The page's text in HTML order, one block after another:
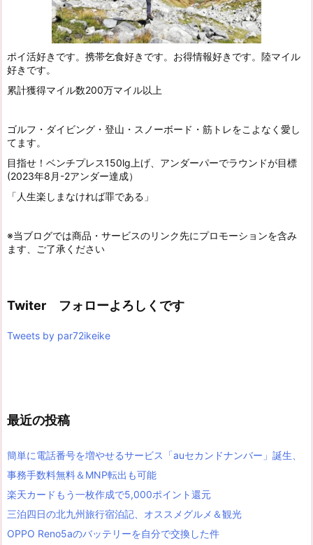
ポイ活好きです。携帯乞食好きです。お得情報好きです。陸マイル
好きです。
累計獲得マイル数200万マイル以上
ゴルフ・ダイビング・登山・スノーボード・筋トレをこよなく愛し
てます。
目指せ！ベンチプレス150lg上げ、アンダーパーでラウンドが目標
(2023年8月-2アンダー達成）
「人生楽しまなければ罪である」
※当ブログでは商品・サービスのリンク先にプロモーションを含み
ます、ご了承ください
Twiter フォローよろしくです
Tweets by par72ikeike
最近の投稿
簡単に電話番号を増やせるサービス「auセカンドナンバー」誕生、
事務手数料無料＆MNP転出も可能
楽天カードもう一枚作成で5,000ポイント還元
三泊四日の北九州旅行宿泊記、オススメグルメ＆観光
OPPO Reno5aのバッテリーを自分で交換した件